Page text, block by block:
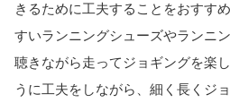
きるために工夫することをおすす
すいランニングシューズやランニ
聴きながら走ってジョギングを楽
うに工夫をしながら、細く長くジ